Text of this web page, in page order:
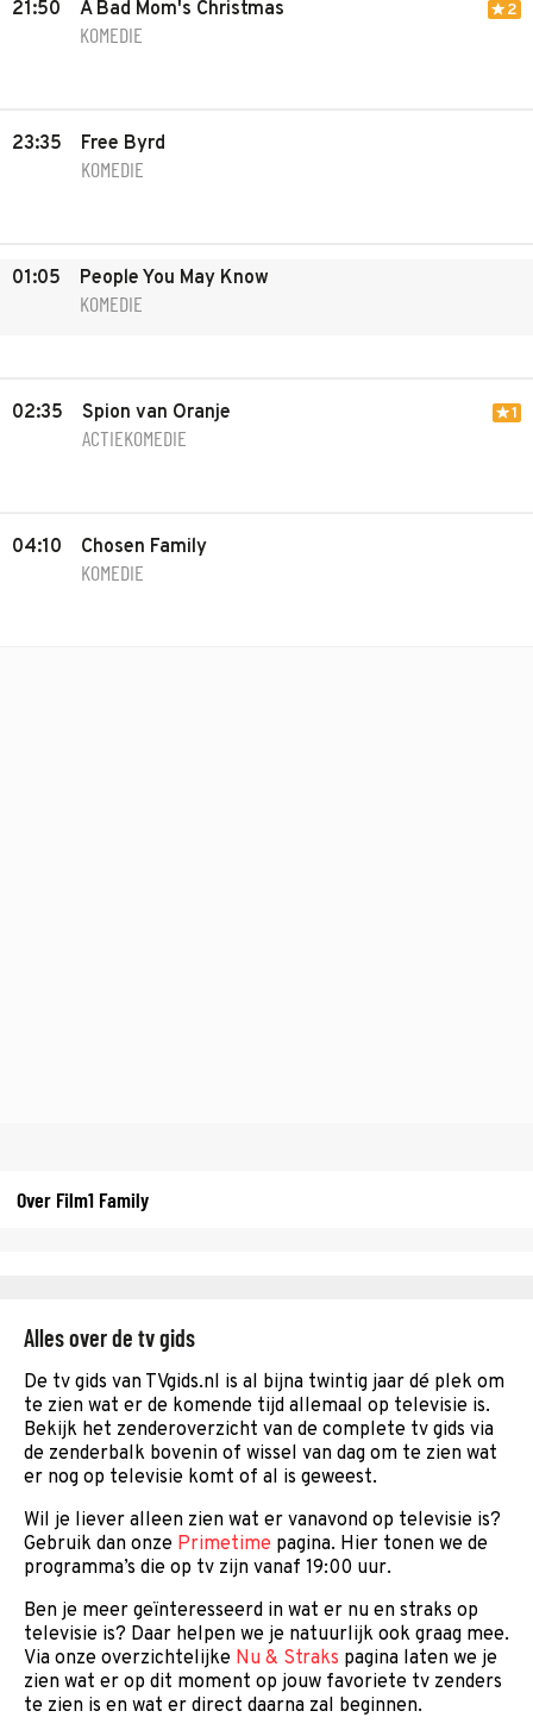
21:50 A Bad Mom's Christmas
KOMEDIE
2
23:35 Free Byrd
KOMEDIE
01:05 People You May Know
KOMEDIE
02:35 Spion van Oranje
ACTIEKOMEDIE
1
04:10 Chosen Family
KOMEDIE
Over Film1 Family
Alles over de tv gids
De tv gids van TVgids.nl is al bijna twintig jaar dé plek om
te zien wat er de komende tijd allemaal op televisie is.
Bekijk het zenderoverzicht van de complete tv gids via
de zenderbalk bovenin of wissel van dag om te zien wat
er nog op televisie komt of al is geweest.
Wil je liever alleen zien wat er vanavond op televisie is?
Gebruik dan onze Primetime pagina. Hier tonen we de
programma’s die op tv zijn vanaf 19:00 uur.
Ben je meer geïnteresseerd in wat er nu en straks op
televisie is? Daar helpen we je natuurlijk ook graag mee.
Via onze overzichtelijke Nu & Straks pagina laten we je
zien wat er op dit moment op jouw favoriete tv zenders
te zien is en wat er direct daarna zal beginnen.